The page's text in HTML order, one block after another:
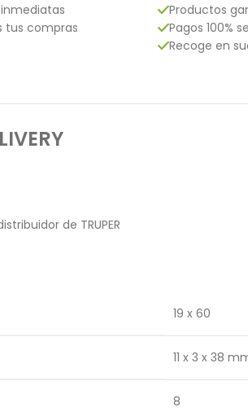
tus compras
Productos
Pagos 100%
Recoge en
de TRUPER
19 x 60
11 x 3 x 38
8